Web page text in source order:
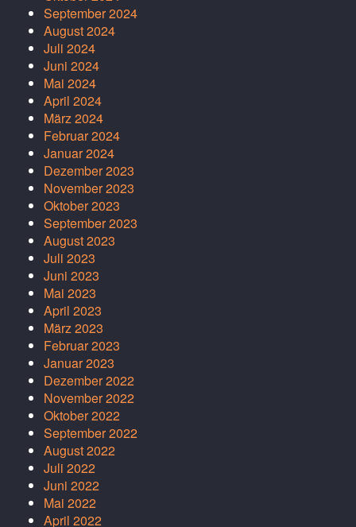
September 2024
August 2024
Juli 2024
Juni 2024
Mai 2024
April 2024
März 2024
Februar 2024
Januar 2024
Dezember 2023
November 2023
Oktober 2023
September 2023
August 2023
Juli 2023
Juni 2023
Mai 2023
April 2023
März 2023
Februar 2023
Januar 2023
Dezember 2022
November 2022
Oktober 2022
September 2022
August 2022
Juli 2022
Juni 2022
Mai 2022
April 2022